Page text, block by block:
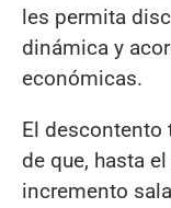
les permita
dinámica y
económicas.
El descontento
de que, hasta
incremento